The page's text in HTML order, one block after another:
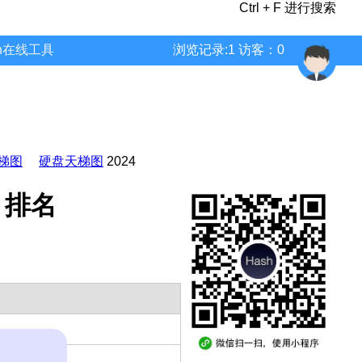
Ctrl + F 进行搜索
线工具 浏览记录:1 访客：0
图 硬盘天梯图 2024
名